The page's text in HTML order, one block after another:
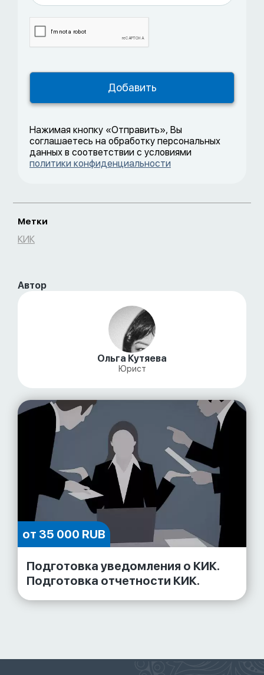
Нажимая кнопку «Отправить», Вы
соглашаетесь на обработку персональных
данных в соответствии с условиями
политики конфиденциальности
Метки
КИК
Автор
Ольга Кутяева
Юрист
от 35 000 RUB
Подготовка уведомления о КИК.
Подготовка отчетности КИК.